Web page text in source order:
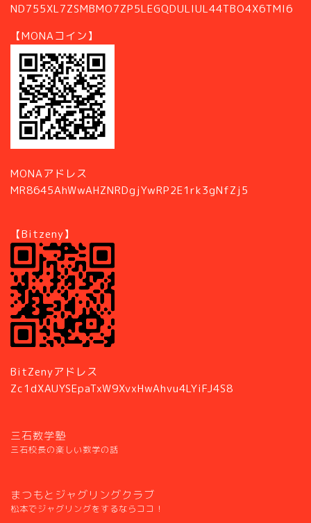
ND755XL7ZSMBMO7ZP5LEGQDULIUL44TBO4X6TMI6
【MONAコイン】
MONAアドレス
MR8645AhWwAHZNRDgjYwRP2E1rk3gNfZj5
【Bitzeny】
BitZenyアドレス
Zc1dXAUYSEpaTxW9XvxHwAhvu4LYiFJ4S8
三石数学塾
三石校長の楽しい数学の話
まつもとジャグリングクラブ
松本でジャグリングをするならココ！